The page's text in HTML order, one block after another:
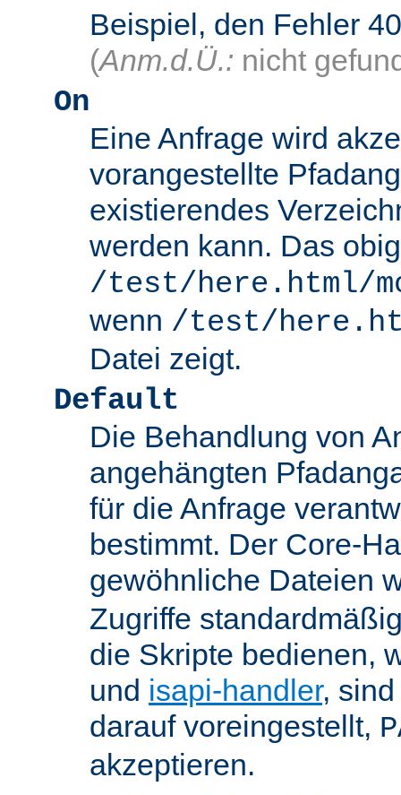
Beispiel, den Fehler
(Anm.d.Ü.: nicht
On
Eine Anfrage wird
vorangestellte
existierendes
werden kann. Das
/test/here.html/
wenn /test/
Datei zeigt.
Default
Die Behandlung von
angehängten
für die Anfrage
bestimmt. Der Core-
gewöhnliche Dateien
Zugriffe
die Skripte bedienen,
und isapi-handler,
darauf voreingestellt,
akzeptieren.